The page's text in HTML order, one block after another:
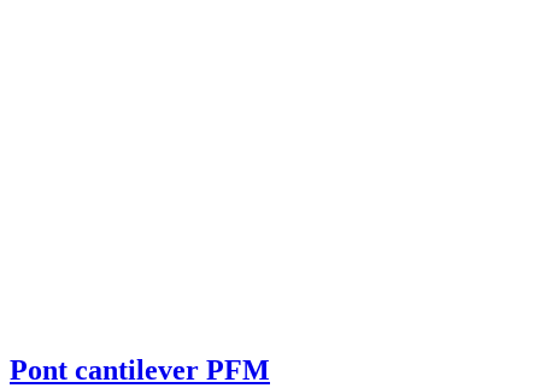
Pont cantilever PFM